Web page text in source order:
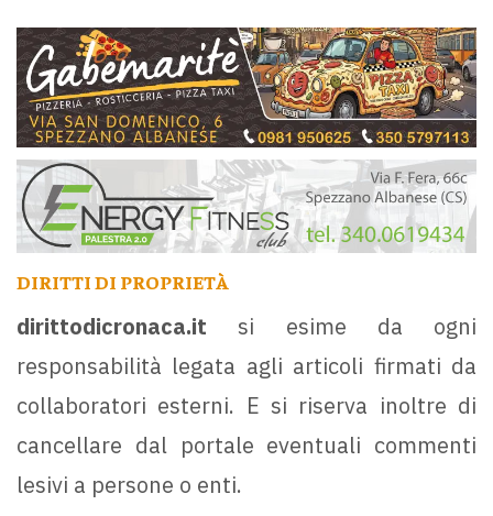
DIRITTI DI PROPRIETÀ
dirittodicronaca.it si esime da ogni
responsabilità legata agli articoli firmati da
collaboratori esterni. E si riserva inoltre di
cancellare dal portale eventuali commenti
lesivi a persone o enti.